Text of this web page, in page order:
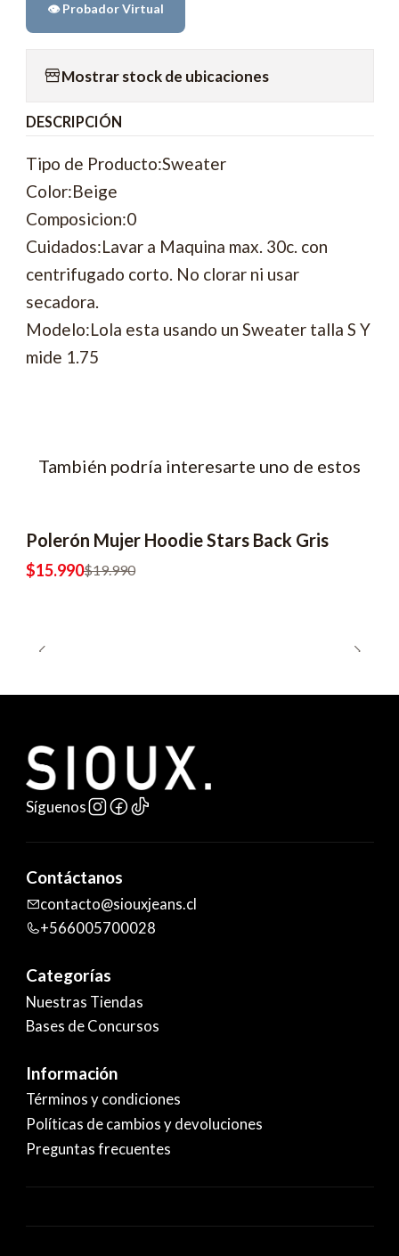
👁️ Probador Virtual
Mostrar stock de ubicaciones
DESCRIPCIÓN
Tipo de Producto:Sweater
Color:Beige
Composicion:0
Cuidados:Lavar a Maquina max. 30c. con
centrifugado corto. No clorar ni usar
secadora.
Modelo:Lola esta usando un Sweater talla S Y
mide 1.75
También podría interesarte uno de estos
Polerón Mujer Hoodie Stars Back Gris
$15.990$19.990
Síguenos
Contáctanos
contacto@siouxjeans.cl
+566005700028
Categorías
Nuestras Tiendas
Bases de Concursos
Información
Términos y condiciones
Políticas de cambios y devoluciones
Preguntas frecuentes